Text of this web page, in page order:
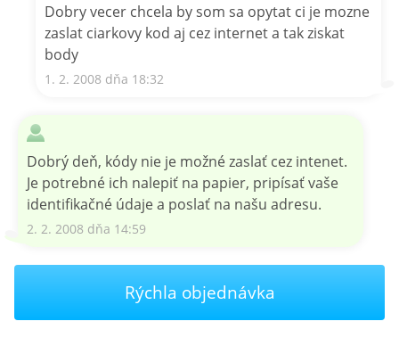
Dobry vecer chcela by som sa opytat ci je mozne
zaslat ciarkovy kod aj cez internet a tak ziskat
body
1. 2. 2008 dňa 18:32
Dobrý deň, kódy nie je možné zaslať cez intenet.
Je potrebné ich nalepiť na papier, pripísať vaše
identifikačné údaje a poslať na našu adresu.
2. 2. 2008 dňa 14:59
Rýchla objednávka